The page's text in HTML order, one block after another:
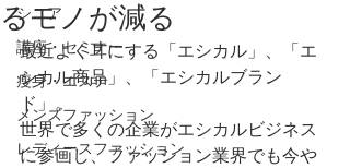
シニア
講座・セミナー
瘦身・エステ
メンズファッション
レディースファッション
るモノが減る
最近よく耳にする「エシカル」、「エ
シカル商品」、「エシカルブラン
ド」。
世界で多くの企業がエシカルビジネス
に参画し、ファッション業界でも今や